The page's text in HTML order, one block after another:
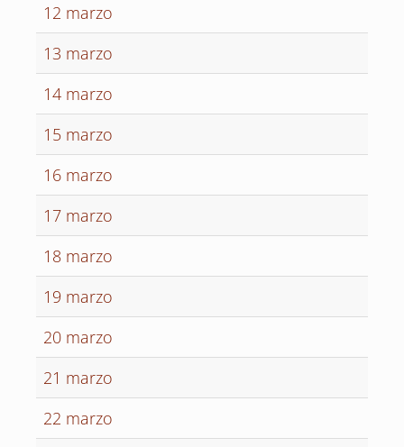
12 marzo
13 marzo
14 marzo
15 marzo
16 marzo
17 marzo
18 marzo
19 marzo
20 marzo
21 marzo
22 marzo